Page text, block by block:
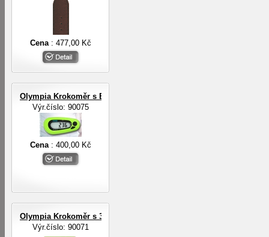
Cena : 477,00 Kč
Olympia Krokoměr s EL osvětlením
Výr.číslo: 90075
Cena : 400,00 Kč
Olympia Krokoměr s 3-D digit.senzorem a EL osvětlením
Výr.číslo: 90071